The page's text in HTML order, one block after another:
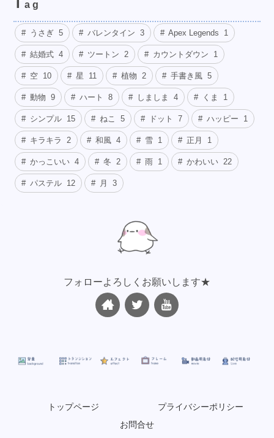
ag
うさぎ 5 バレンタイン 3 Apex Legends 1
結婚式 4 ツートン 2 カウントダウン 1
空 10 星 11 植物 2 手書き風 5
動物 9 ハート 8 しましま 4 くま 1
シンプル 15 ねこ 5 ドット 7 ハッピー 1
キラキラ 2 和風 4 雪 1 正月 1
かっこいい 4 冬 2 雨 1 かわいい 22
パステル 12 月 3
フォローよろしくお願いします★
トップページ
プライバシーポリシー
お問合せ